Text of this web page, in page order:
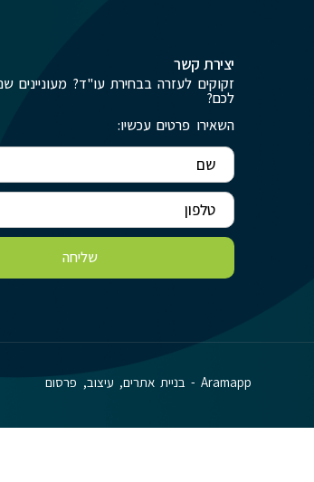
יצירת קשר
זקוקים לעזרה בבחירת עו"ד? מעוניינים
לכם?
השאירו פרטים עכשיו:
שליחה
Aramapp - בניית אתרים, עיצוב, פרסום